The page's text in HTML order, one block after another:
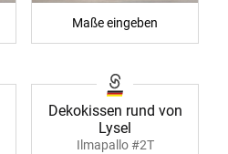
Maße eingeben
Dekokissen rund von
Lysel
Ilmapallo #2T